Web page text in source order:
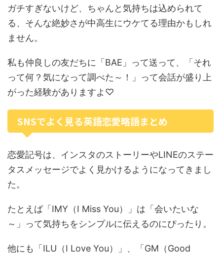
ガチすぎないけど、ちゃんと気持ちは込められて
る、そんな絶妙さが中高生にウケてる理由かもしれ
ません。
私も仲良しの友だちに「BAE」って送って、「それ
って何？気になって調べた～！」って会話が盛り上
がった経験がありますよ♡
SNSでよく見る英語恋愛略語まとめ
恋愛記号は、インスタのストーリーやLINEのステー
タスメッセージでよく見かけるようになってきまし
た。
たとえば「IMY（I Miss You）」は「会いたいな
～」って気持ちをシンプルに伝えるのにぴったり。
他にも「ILU（I Love You）」、「GM（Good